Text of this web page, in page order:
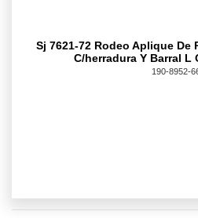
Sj 7621-72 Rodeo Aplique De
C/herradura Y Barral L
190-8952-